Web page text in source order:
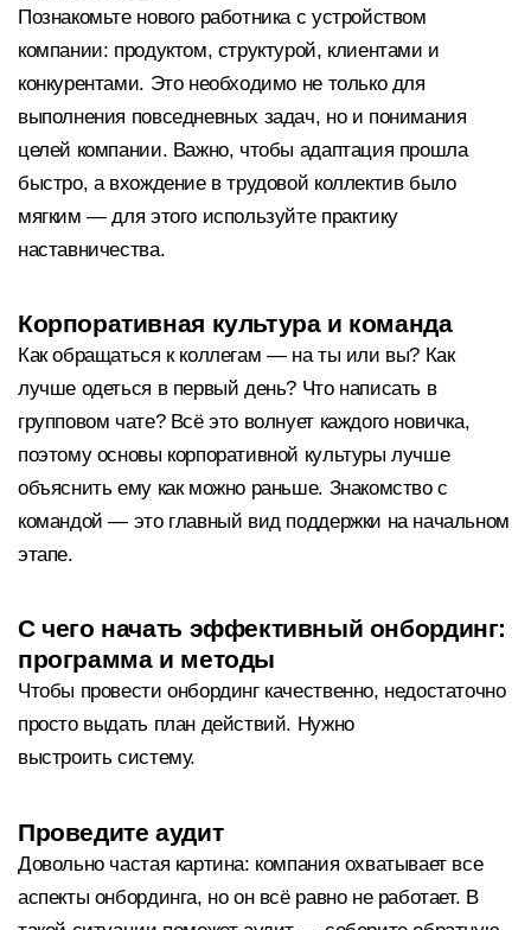
Познакомьте нового работника с устройством
компании: продуктом, структурой, клиентами и
конкурентами. Это необходимо не только для
выполнения повседневных задач, но и понимания
целей компании. Важно, чтобы адаптация прошла
быстро, а вхождение в трудовой коллектив было
мягким — для этого используйте практику
наставничества.
Корпоративная культура и команда
Как обращаться к коллегам — на ты или вы? Как
лучше одеться в первый день? Что написать в
групповом чате? Всё это волнует каждого новичка,
поэтому основы корпоративной культуры лучше
объяснить ему как можно раньше. Знакомство с
командой — это главный вид поддержки на начальном
этапе.
С чего начать эффективный онбординг:
программа и методы
Чтобы провести онбординг качественно, недостаточно
просто выдать план действий. Нужно
выстроить систему.
Проведите аудит
Довольно частая картина: компания охватывает все
аспекты онбординга, но он всё равно не работает. В